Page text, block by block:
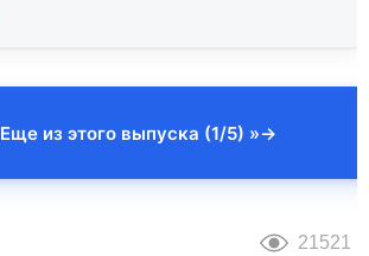
Еще из этого выпуска (1/5) »
21521